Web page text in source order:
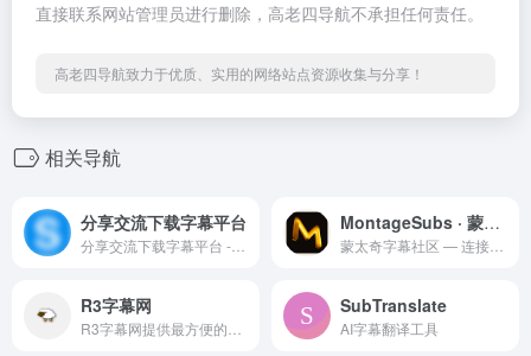
直接联系网站管理员进行删除，高老四导航不承担任何责任。
高老四导航致力于优质、实用的网络站点资源收集与分享！
相关导航
分享交流下载字幕平台 MontageSubs · 蒙太奇字幕社区
R3字幕网 SubTranslate
AI字幕翻译工具